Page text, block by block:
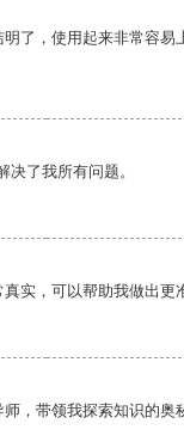
了，使用起来非常容易
决了我所有问题。
实，可以帮助我做出更
，带领我探索知识的奥